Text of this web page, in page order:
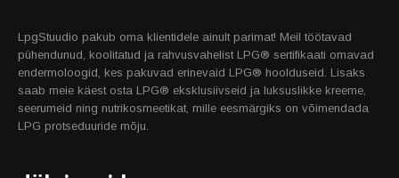
LpgStuudio pakub oma klientidele ainult parimat! Meil töötavad
pühendunud, koolitatud ja rahvusvahelist LPG® sertifikaati omavad
endermoloogid, kes pakuvad erinevaid LPG® hoolduseid. Lisaks
saab meie käest osta LPG® eksklusiivseid ja luksuslikke kreeme,
seerumeid ning nutrikosmeetikat, mille eesmärgiks on võimendada
LPG protseduuride mõju.